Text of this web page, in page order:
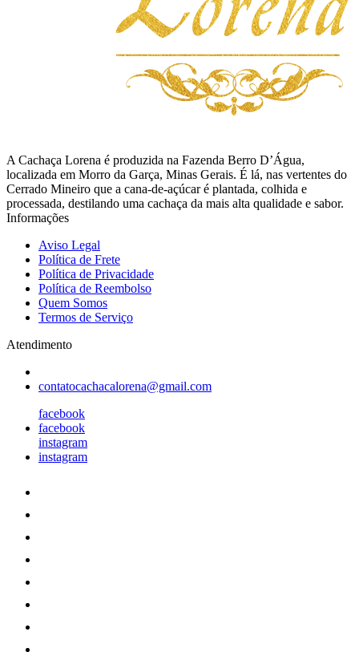
A Cachaça Lorena é produzida na Fazenda Berro D’Água,
localizada em Morro da Garça, Minas Gerais. É lá, nas vertentes do
Cerrado Mineiro que a cana-de-açúcar é plantada, colhida e
processada, destilando uma cachaça da mais alta qualidade e sabor.
Informações
Aviso Legal
Política de Frete
Política de Privacidade
Política de Reembolso
Quem Somos
Termos de Serviço
Atendimento
contatocachacalorena@gmail.com
facebook
facebook
instagram
instagram